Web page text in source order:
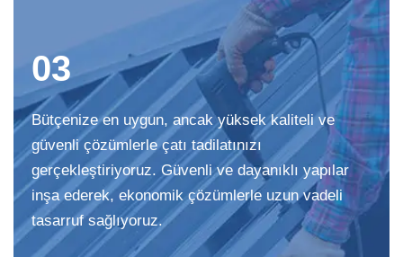
03
Bütçenize en uygun, ancak yüksek kaliteli ve
güvenli çözümlerle çatı tadilatınızı
gerçekleştiriyoruz. Güvenli ve dayanıklı yapılar
inşa ederek, ekonomik çözümlerle uzun vadeli
tasarruf sağlıyoruz.